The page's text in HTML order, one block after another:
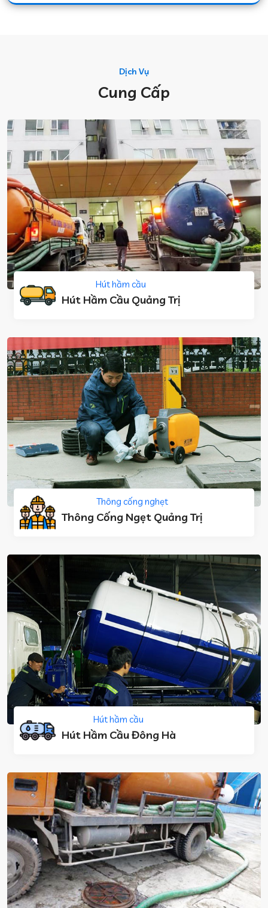
Dịch Vụ
Cung Cấp
Hút hầm cầu
Hút Hầm Cầu Quảng Trị
Thông cống nghẹt
Thông Cống Ngẹt Quảng Trị
Hút hầm cầu
Hút Hầm Cầu Đông Hà